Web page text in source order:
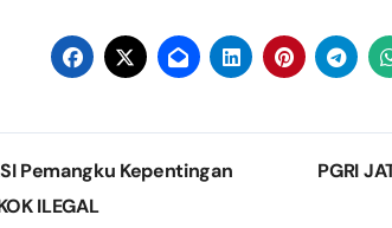
Pemangku Kepentingan
ILEGAL
PGRI